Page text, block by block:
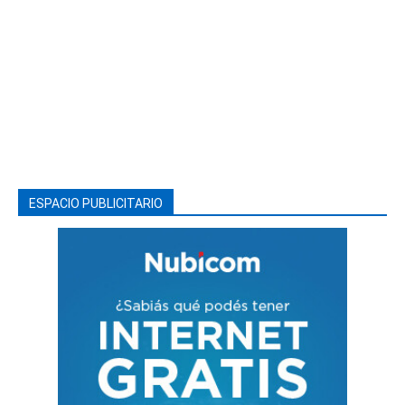
ESPACIO PUBLICITARIO